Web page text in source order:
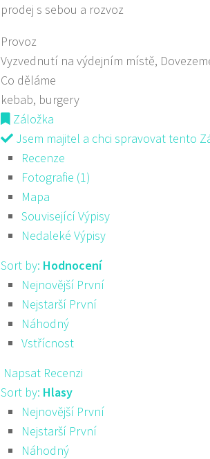
prodej s sebou a rozvoz
Provoz
Vyzvednutí na výdejním místě,
Co děláme
kebab, burgery
Záložka
Jsem majitel a chci spravovat tento
Recenze
Fotografie (1)
Mapa
Související Výpisy
Nedaleké Výpisy
Sort by: Hodnocení
Nejnovější První
Nejstarší První
Náhodný
Vstřícnost
Napsat Recenzi
Sort by: Hlasy
Nejnovější První
Nejstarší První
Náhodný